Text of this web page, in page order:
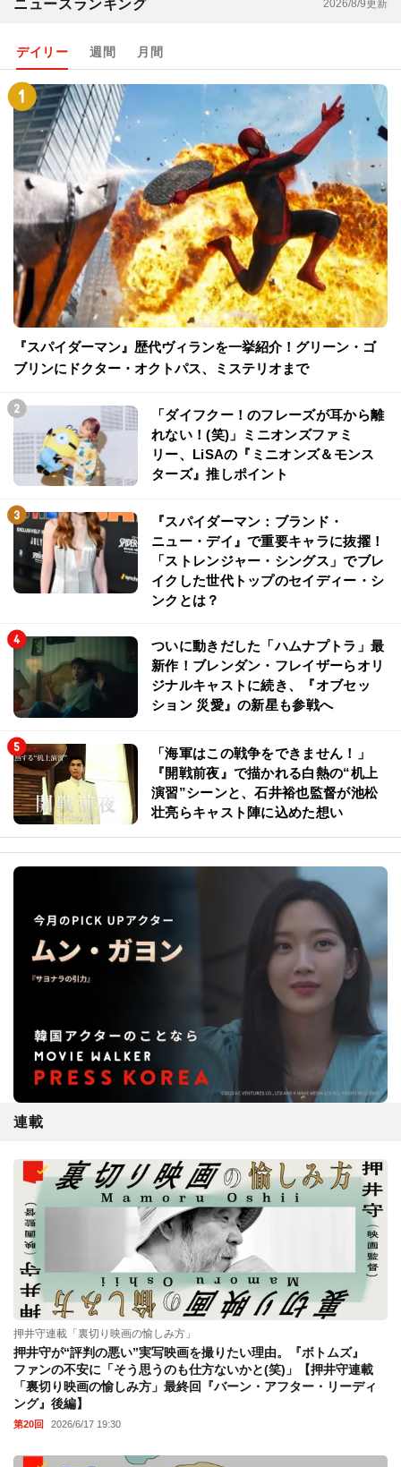
ニュースランキング 2026/8/9更新
デイリー 週間 月間
『スパイダーマン』歴代ヴィランを一挙紹介！グリーン・ゴ
ブリンにドクター・オクトパス、ミステリオまで
「ダイフクー！のフレーズが耳から離
れない！(笑)」ミニオンズファミ
リー、LiSAの『ミニオンズ＆モンス
ターズ』推しポイント
『スパイダーマン：ブランド・
ニュー・デイ』で重要キャラに抜擢！
「ストレンジャー・シングス」でブレ
イクした世代トップのセイディー・シ
ンクとは？
ついに動きだした「ハムナプトラ」最
新作！ブレンダン・フレイザーらオリ
ジナルキャストに続き、『オブセッ
ション 災愛』の新星も参戦へ
「海軍はこの戦争をできません！」
『開戦前夜』で描かれる白熱の“机上
演習”シーンと、石井裕也監督が池松
壮亮らキャスト陣に込めた想い
連載
押井守連載「裏切り映画の愉しみ方」
押井守が“評判の悪い”実写映画を撮りたい理由。『ボトムズ』
ファンの不安に「そう思うのも仕方ないかと(笑)」【押井守連載
「裏切り映画の愉しみ方」最終回『バーン・アフター・リーディ
ング』後編】
第20回 2026/6/17 19:30